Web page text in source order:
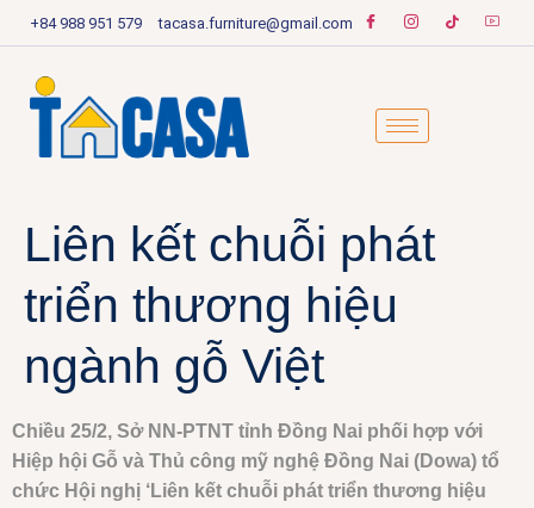
+84 988 951 579 tacasa.furniture@gmail.com
Liên kết chuỗi phát
triển thương hiệu
ngành gỗ Việt
Chiều 25/2, Sở NN-PTNT tỉnh Đồng Nai phối hợp với
Hiệp hội Gỗ và Thủ công mỹ nghệ Đồng Nai (Dowa) tổ
chức Hội nghị ‘Liên kết chuỗi phát triển thương hiệu